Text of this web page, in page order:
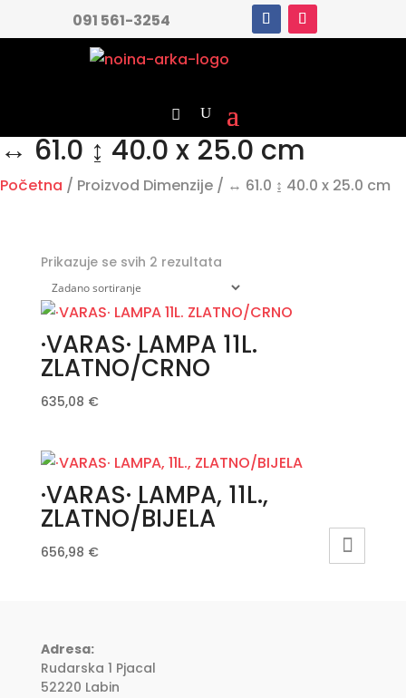
091 561-3254
↔ 61.0 ↨ 40.0 x 25.0 cm
Početna / Proizvod Dimenzije / ↔ 61.0 ↨ 40.0 x 25.0 cm
Prikazuje se svih 2 rezultata
·VARAS· LAMPA 11L.
ZLATNO/CRNO
635,08 €
·VARAS· LAMPA, 11L.,
ZLATNO/BIJELA
656,98 €
Adresa:
Rudarska 1 Pjacal
52220 Labin